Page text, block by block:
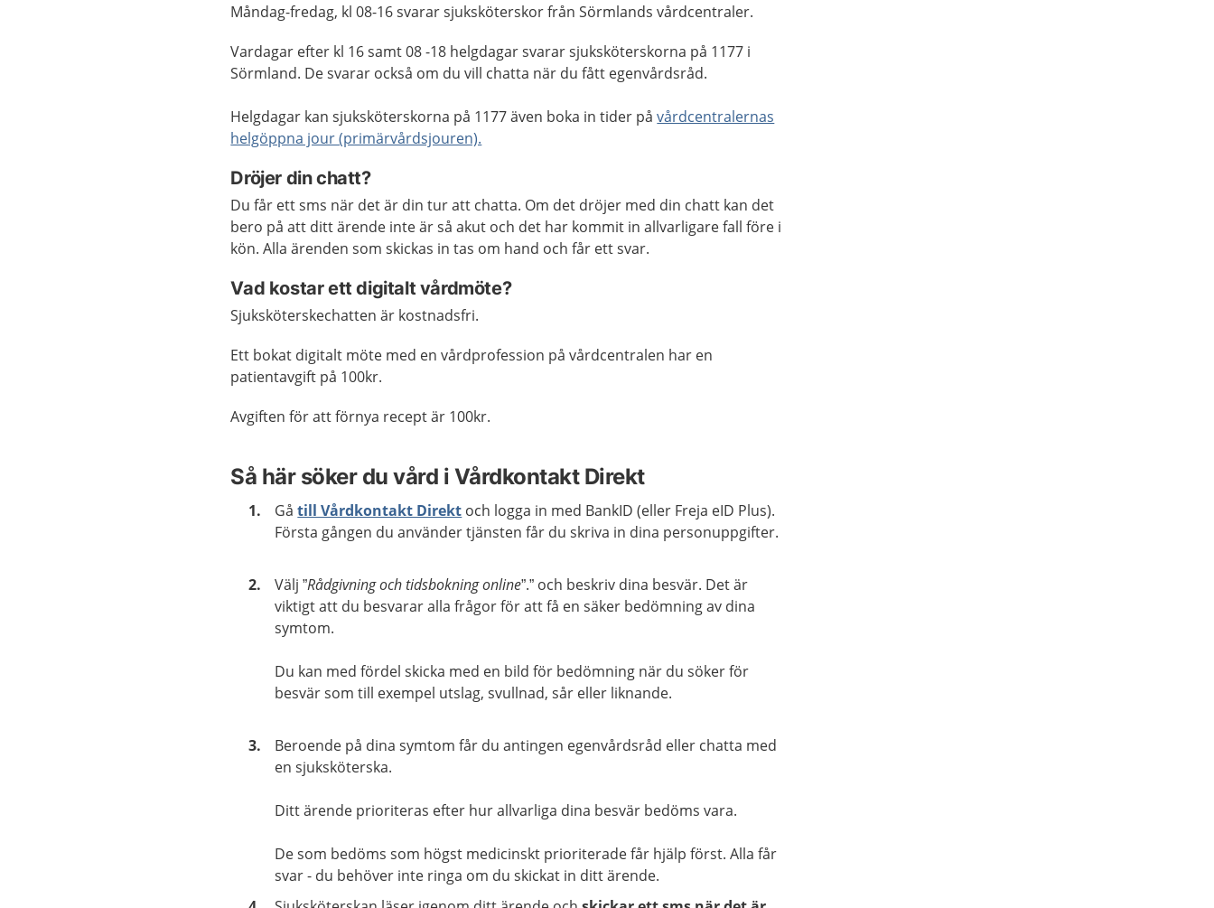
Måndag-fredag, kl 08-16svarar sjuksköterskor från Sörmlands vårdcentraler.
Vardagar efter kl 16 samt 08 -18 helgdagar svarar sjuksköterskorna på 1177 i
Sörmland. De svarar också om du vill chatta när du fått egenvårdsråd.
Helgdagar kan sjuksköterskorna på 1177 även boka in tider påvårdcentralernas
helgöppna jour (primärvårdsjouren).
Dröjer din chatt?
Du får ett sms när det är din tur att chatta. Om det dröjer med din chatt kan det
bero på att ditt ärende inte är så akut och det har kommit in allvarligare fall före i
kön. Alla ärenden som skickas in tas om hand och får ett svar.
Vad kostar ett digitalt vårdmöte?
Sjuksköterskechatten är kostnadsfri.
Ett bokat digitalt möte med en vårdprofession på vårdcentralen har en
patientavgift på 100kr.
Avgiften för att förnya recept är 100kr.
Så här söker du vård i Vårdkontakt Direkt
Gåtill Vårdkontakt Direkt och logga in med BankID (eller Freja eID Plus).
Första gången du använder tjänsten får du skriva in dina personuppgifter.
Välj ”Rådgivning och tidsbokning online”.” och beskriv dina besvär. Det är
viktigt att du besvarar alla frågor för att få en säker bedömning av dina
symtom.
Du kan med fördel skicka med en bild för bedömning när du söker för
besvär som till exempel utslag, svullnad, sår eller liknande.
Beroende på dina symtom får du antingen egenvårdsråd eller chatta med
en sjuksköterska.
Ditt ärende prioriteras efter hur allvarliga dina besvär bedöms vara.
De som bedöms som högst medicinskt prioriterade får hjälp först. Alla får
svar - du behöver inte ringa om du skickat in ditt ärende.